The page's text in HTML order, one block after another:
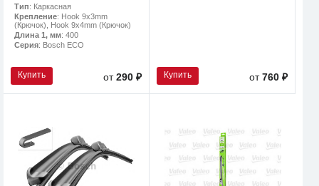
Тип: Каркасная
Крепление: Hook 9x3mm
(Крючок), Hook 9x4mm (Крючок)
Длина 1, мм: 400
Серия: Bosch ECO
Купить от290 ₽ Купить от760 ₽